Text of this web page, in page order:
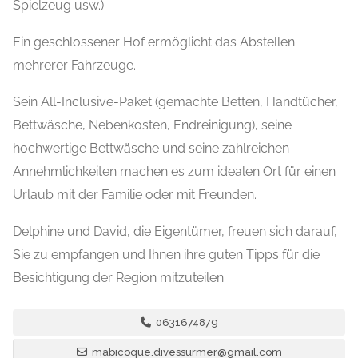
Spielzeug usw.).
Ein geschlossener Hof ermöglicht das Abstellen
mehrerer Fahrzeuge.
Sein All-Inclusive-Paket (gemachte Betten, Handtücher,
Bettwäsche, Nebenkosten, Endreinigung), seine
hochwertige Bettwäsche und seine zahlreichen
Annehmlichkeiten machen es zum idealen Ort für einen
Urlaub mit der Familie oder mit Freunden.
Delphine und David, die Eigentümer, freuen sich darauf,
Sie zu empfangen und Ihnen ihre guten Tipps für die
Besichtigung der Region mitzuteilen.
0631674879
mabicoque.divessurmer@gmail.com